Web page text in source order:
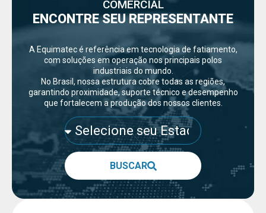
COMERCIAL
ENCONTRE SEU REPRESENTANTE
A Equimatec é referência em tecnologia de fatiamento,
com soluções em operação nos principais polos
industriais do mundo.
No Brasil, nossa estrutura cobre todas as regiões,
garantindo proximidade, suporte técnico e desempenho
que fortalecem a produção dos nossos clientes.
BUSCAR